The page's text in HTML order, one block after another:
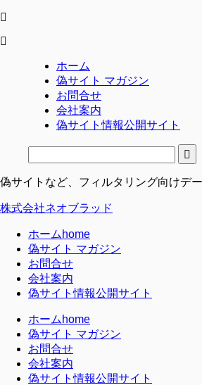
ホーム
偽サイト マガジン
お問合せ
会社案内
偽サイト情報公開サイト
偽サイトなど、フィルタリング向けデ
株式会社ネオブラッド
ホーム home
偽サイト マガジン
お問合せ
会社案内
偽サイト情報公開サイト
ホーム home
偽サイト マガジン
お問合せ
会社案内
偽サイト情報公開サイト